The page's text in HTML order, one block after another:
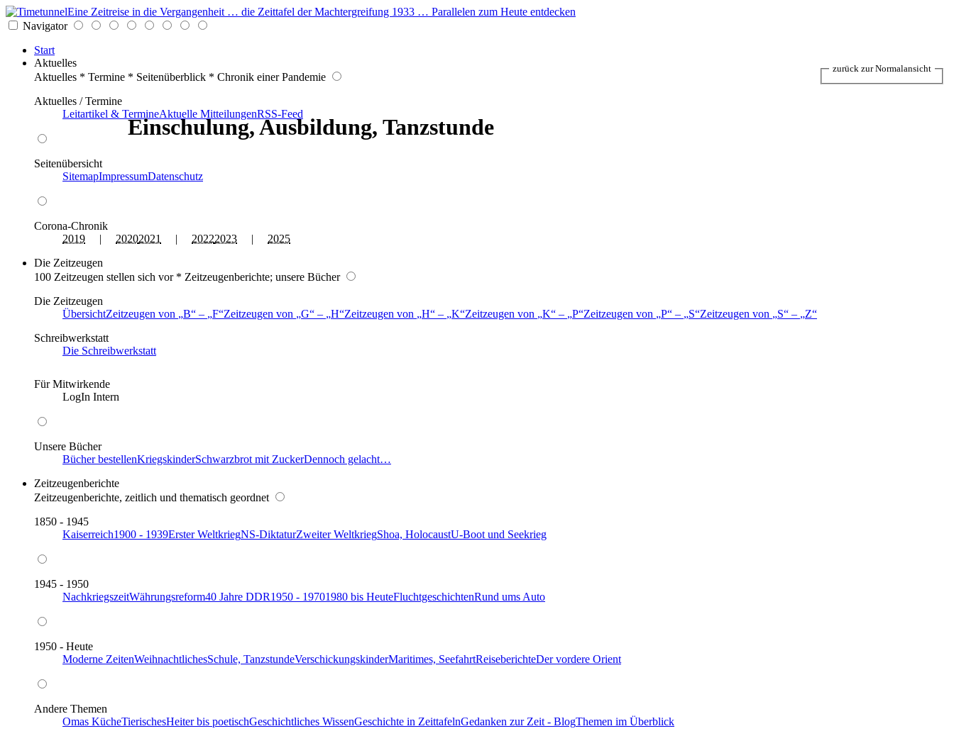
Eine Zeitreise in die Vergangenheit … die Zeittafel der Machtergreifung 1933 … Parallelen zum Heute entdecken
Navigator
Start
Aktuelles
Aktuelles * Termine * Seitenüberblick * Chronik einer Pandemie
Aktuelles / Termine
Leitartikel & TermineAktuelle MitteilungenRSS-Feed
Seitenübersicht
SitemapImpressumDatenschutz
Corona-Chronik
2019 | 20202021 | 20222023 | 2025
Die Zeitzeugen
100 Zeitzeugen stellen sich vor * Zeitzeugenberichte; unsere Bücher
Die Zeitzeugen
ÜbersichtZeitzeugen von B – F Zeitzeugen von G – H Zeitzeugen von H – K Zeitzeugen von K – P Zeitzeugen von P – S Zeitzeugen von S –
Z
Schreibwerkstatt
Die Schreibwerkstatt
Für Mitwirkende
LogIn Intern
Unsere Bücher
Bücher bestellenKriegskinderSchwarzbrot mit ZuckerDennoch gelacht…
Zeitzeugenberichte
Zeitzeugenberichte, zeitlich und thematisch geordnet
1850 - 1945
Kaiserreich1900 - 1939Erster WeltkriegNS-DiktaturZweiter WeltkriegShoa, HolocaustU-Boot und Seekrieg
1945 - 1950
NachkriegszeitWährungsreform40 Jahre DDR1950 - 19701980 bis HeuteFluchtgeschichtenRund ums Auto
1950 - Heute
Moderne ZeitenWeihnachtlichesSchule, TanzstundeVerschickungskinderMaritimes, SeefahrtReiseberichteDer vordere Orient
Andere Themen
Omas KücheTierischesHeiter bis poetischGeschichtliches WissenGeschichte in ZeittafelnGedanken zur Zeit - BlogThemen im Überblick
Einschulung, Ausbildung, Tanzstunde
zurück zur Normalansicht